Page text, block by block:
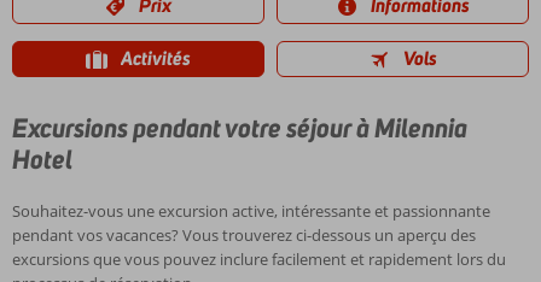
Prix Informations
Activités Vols
Excursions pendant votre séjour à Milennia
Hotel
Souhaitez-vous une excursion active, intéressante et passionnante
pendant vos vacances? Vous trouverez ci-dessous un aperçu des
excursions que vous pouvez inclure facilement et rapidement lors du